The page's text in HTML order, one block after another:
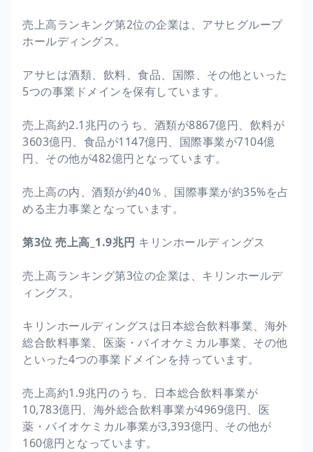
売上高ランキング第2位の企業は、アサヒグループ
ホールディングス。
アサヒは酒類、飲料、食品、国際、その他といった
5つの事業ドメインを保有しています。
売上高約2.1兆円のうち、酒類が8867億円、飲料が
3603億円、食品が1147億円、国際事業が7104億
円、その他が482億円となっています。
売上高の内、酒類が約40％、国際事業が約35%を占
める主力事業となっています。
第3位 売上高_1.9兆円 キリンホールディングス
売上高ランキング第3位の企業は、キリンホールデ
ィングス。
キリンホールディングスは日本総合飲料事業、海外
総合飲料事業、医薬・バイオケミカル事業、その他
といった4つの事業ドメインを持っています。
売上高約1.9兆円のうち、日本総合飲料事業が
10,783億円、海外総合飲料事業が4969億円、医
薬・バイオケミカル事業が3,393億円、その他が
160億円となっています。